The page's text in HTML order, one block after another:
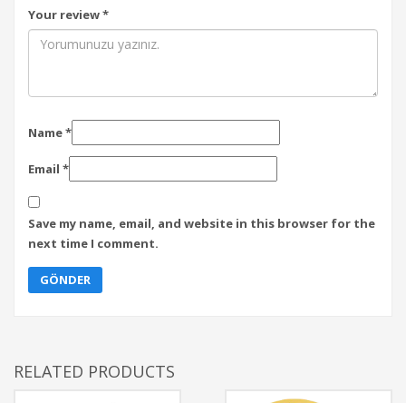
Your review*
Name*
Email *
Save my name, email, and website in this browser for the
next time I comment.
RELATED PRODUCTS